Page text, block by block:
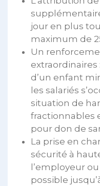
jour en plus
maximum de
Un
extraordinaires
d’un enfant
les salariés
situation de
fractionnables
pour don de
La prise en
sécurité à
l’employeur
possible